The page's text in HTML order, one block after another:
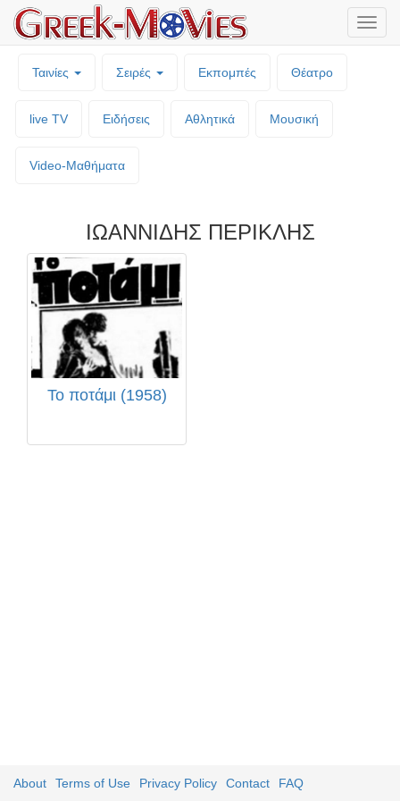
Ταινίες Σειρές Εκπομπές Θέατρο
live TV Ειδήσεις Αθλητικά Μουσική
Video-Mαθήματα
ΙΩANNIΔHΣ ΠEPIKΛHΣ
Το ποτάμι (1958)
About Terms of Use Privacy Policy Contact FAQ